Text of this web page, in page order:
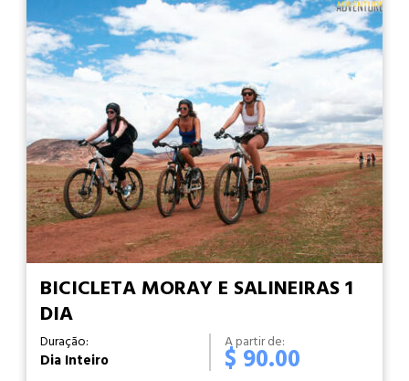
BICICLETA MORAY E SALINEIRAS 1
DIA
Duração:
Dia Inteiro
A partir de:
$ 90.00